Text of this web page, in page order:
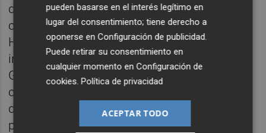
de la provincia de Castellón" donde hay
contabilizadas por la Confederación
Hidrográfica del Júcar (CHJ) 91 zonas
inundables. El 'president' ha exigido al
Gobierno que no demore estos proyectos
contemplados por un valor de 100 millones
de euros que "merecen los castellonenses
para dar tranquilidad a la provincia".
pueden basarse en el interés legítimo en
lugar del consentimiento; tiene derecho a
oponerse enConfiguración de publicidad.
Puede retirar su consentimiento en
cualquier momento enConfiguración de
cookies.Política de privacidad
ACEPTAR TODO